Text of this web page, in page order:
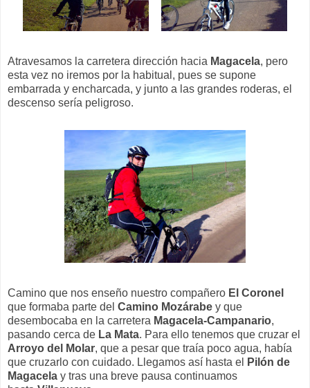
Atravesamos la carretera dirección hacia Magacela, pero
esta vez no iremos por la habitual, pues se supone
embarrada y encharcada, y junto a las grandes roderas, el
descenso sería peligroso.
Camino que nos enseño nuestro compañero El Coronel
que formaba parte del Camino Mozárabe y que
desembocaba en la carretera Magacela-Campanario,
pasando cerca de La Mata. Para ello tenemos que cruzar el
Arroyo del Molar, que a pesar que traía poco agua, había
que cruzarlo con cuidado. Llegamos así hasta el
Pilón de
Magacela y tras una breve pausa continuamos